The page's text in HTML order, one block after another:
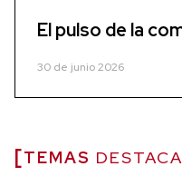
El pulso de la
30 de junio 2026
TEMAS